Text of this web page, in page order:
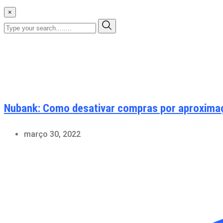
×
Nubank: Como desativar compras por
março 30, 2022